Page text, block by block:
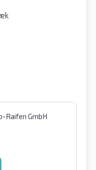
Raifen GmbH